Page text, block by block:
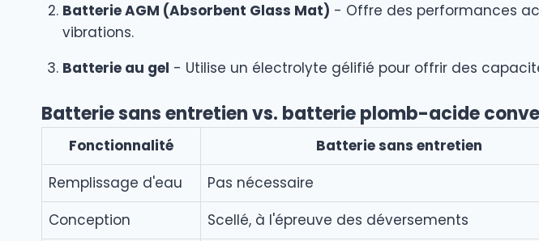
Batterie AGM (Absorbent Glass Mat) - Offre des performances
vibrations.
Batterie au gel - Utilise un électrolyte gélifié pour offrir des
Batterie sans entretien vs. batterie plomb-acide
Fonctionnalité Batterie sans entretien
Remplissage d'eau
Pas nécessaire
Conception
Scellé, à l'épreuve des déversements